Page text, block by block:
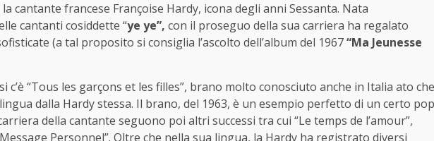
la cantante francese Françoise Hardy, icona degli anni Sessanta. Nata
cantanti cosiddette “ye ye”, con il proseguo della sua carriera ha regalato
(a tal proposito si consiglia l’ascolto dell’album del 1967“Ma Jeunesse
c’è “Tous les garçons et les filles”, brano molto conosciuto anche in Italia ato che
dalla Hardy stessa. Il brano, del 1963, è un esempio perfetto di un certo pop
della cantante seguono poi altri successi tra cui “Le temps de l’amour”,
Personnel”. Oltre che nella sua lingua, la Hardy ha registrato diversi